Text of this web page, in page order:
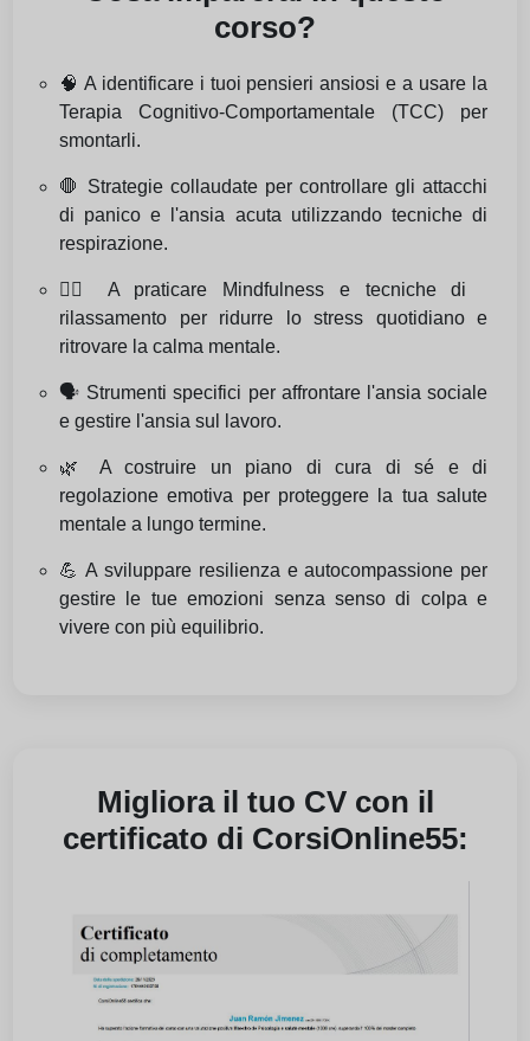
corso?
🧠 A identificare i tuoi pensieri ansiosi e a usare la
Terapia Cognitivo-Comportamentale (TCC) per
smontarli.
🛑 Strategie collaudate per controllare gli attacchi
di panico e l'ansia acuta utilizzando tecniche di
respirazione.
🧘‍♀️ A praticare Mindfulness e tecniche di
rilassamento per ridurre lo stress quotidiano e
ritrovare la calma mentale.
🗣️ Strumenti specifici per affrontare l'ansia sociale
e gestire l'ansia sul lavoro.
🌿 A costruire un piano di cura di sé e di
regolazione emotiva per proteggere la tua salute
mentale a lungo termine.
💪 A sviluppare resilienza e autocompassione per
gestire le tue emozioni senza senso di colpa e
vivere con più equilibrio.
Migliora il tuo CV con il
certificato di CorsiOnline55: